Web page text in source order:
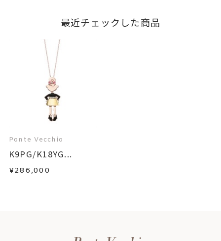
最近チェックした商品
Ponte Vecchio
K9PG/K18YG...
¥286,000